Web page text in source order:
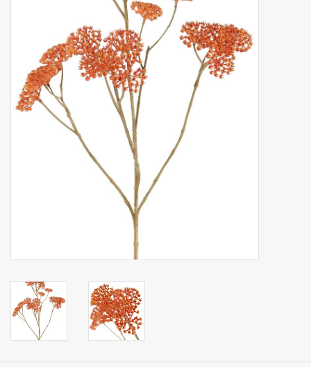
Kunstkransen